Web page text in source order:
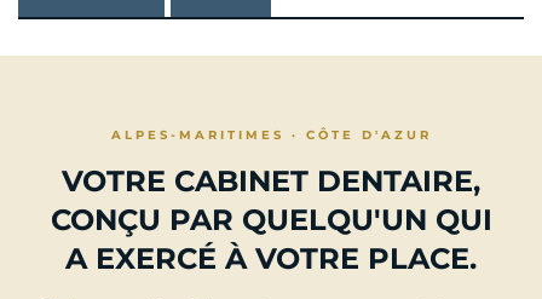
ALPES-MARITIMES · CÔTE D'AZUR
VOTRE CABINET DENTAIRE,
CONÇU PAR QUELQU'UN QUI
A EXERCÉ À VOTRE PLACE.